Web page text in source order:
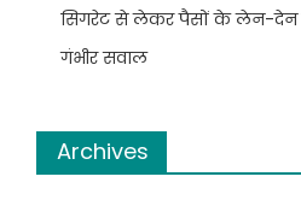
सिगरेट से लेकर पैसों के लेन-देन
गंभीर सवाल
Archives